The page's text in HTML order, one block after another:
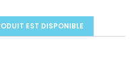
EST DISPONIBLE